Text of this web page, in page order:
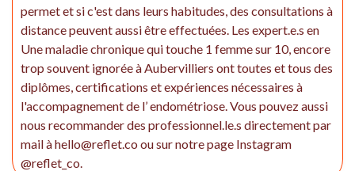
permet et si c'est dans leurs habitudes, des consultations à
distance peuvent aussi être effectuées. Les expert.e.s en
Une maladie chronique qui touche 1 femme sur 10, encore
trop souvent ignorée à Aubervilliers ont toutes et tous des
diplômes, certifications et expériences nécessaires à
l'accompagnement de l’ endométriose. Vous pouvez aussi
nous recommander des professionnel.le.s directement par
mail à hello@reflet.co ou sur notre page Instagram
@reflet_co.